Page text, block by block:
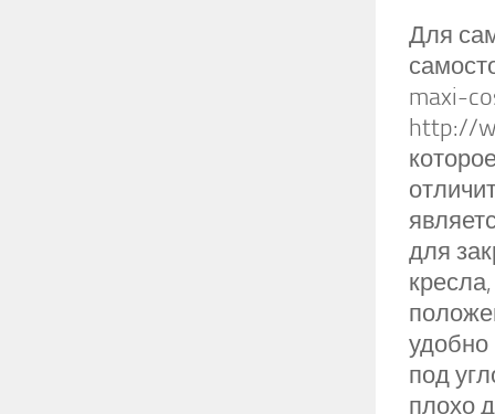
Для
maxi-
http://
для
удобно
под
плохо